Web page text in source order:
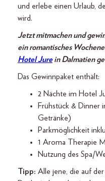
und erlebe einen Urlaub,
wird.
Jetzt mitmachen und
ein romantisches
Hotel Jurein Dalmatien
Das Gewinnpaket enthält:
2 Nächte im Hotel
Frühstück & Dinner
Getränke)
Parkmöglichkeit
1 Aroma Therapie
Nutzung des Spa/
Tipp: Alle jene, die auf